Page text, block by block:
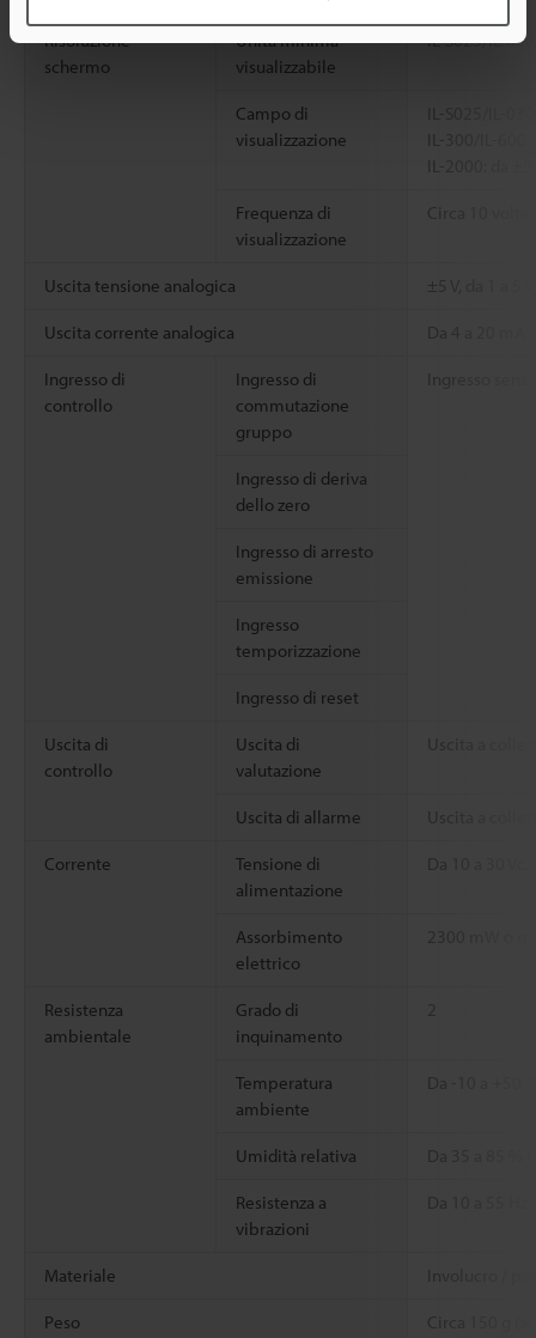
Risoluzione
schermo
Unità minima
visualizzabile
IL-S025/IL-
Campo di
visualizzazione
IL-300/IL-
IL-2000: da
Frequenza di
visualizzazione
Circa 10 volte
Uscita tensione analogica ±5 V, da 1 a 5
Uscita corrente analogica Da 4 a 20 mA
Ingresso di
controllo
Ingresso di
commutazione
gruppo
Ingresso di deriva
dello zero
Ingresso di arresto
emissione
Ingresso
temporizzazione
Ingresso di reset
Uscita di
controllo
Uscita di
valutazione
Uscita a
Uscita di allarme Uscita a
Corrente
Tensione di
alimentazione
Da 10 a 30
Assorbimento
elettrico
2300 mW o
Resistenza
ambientale
Grado di
inquinamento
2
Temperatura
ambiente
Da -10 a +50
Umidità relativa Da 35 a 85 %
Resistenza a
vibrazioni
Da 10 a 55
Materiale
Peso Circa 150 g